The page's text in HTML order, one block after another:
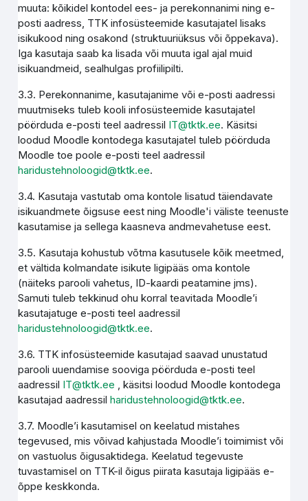
muuta: kõikidel kontodel ees- ja perekonnanimi ning e-
posti aadress, TTK infosüsteemide kasutajatel lisaks
isikukood ning osakond (struktuuriüksus või õppekava).
Iga kasutaja saab ka lisada või muuta igal ajal muid
isikuandmeid, sealhulgas profiilipilti.
3.3. Perekonnanime, kasutajanime või e-posti aadressi
muutmiseks tuleb kooli infosüsteemide kasutajatel
pöörduda e-posti teel aadressil IT@tktk.ee. Käsitsi
loodud Moodle kontodega kasutajatel tuleb pöörduda
Moodle toe poole e-posti teel aadressil
haridustehnoloogid@tktk.ee.
3.4. Kasutaja vastutab oma kontole lisatud täiendavate
isikuandmete õigsuse eest ning Moodle'i väliste teenuste
kasutamise ja sellega kaasneva andmevahetuse eest.
3.5. Kasutaja kohustub võtma kasutusele kõik meetmed,
et vältida kolmandate isikute ligipääs oma kontole
(näiteks parooli vahetus, ID-kaardi peatamine jms).
Samuti tuleb tekkinud ohu korral teavitada Moodle’i
kasutajatuge e-posti teel aadressil
haridustehnoloogid@tktk.ee.
3.6. TTK infosüsteemide kasutajad saavad unustatud
parooli uuendamise sooviga pöörduda e-posti teel
aadressil IT@tktk.ee , käsitsi loodud Moodle kontodega
kasutajad aadressilharidustehnoloogid@tktk.ee.
3.7. Moodle’i kasutamisel on keelatud mistahes
tegevused, mis võivad kahjustada Moodle’i toimimist või
on vastuolus õigusaktidega. Keelatud tegevuste
tuvastamisel on TTK-il õigus piirata kasutaja ligipääs e-
õppe keskkonda.